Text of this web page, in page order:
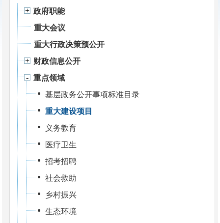
政府职能
重大会议
重大行政决策预公开
财政信息公开
重点领域
基层政务公开事项标准目录
重大建设项目
义务教育
医疗卫生
招考招聘
社会救助
乡村振兴
生态环境